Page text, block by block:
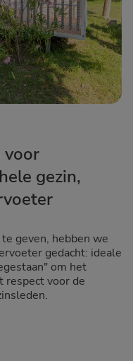
voor
gezin,
geven, hebben we
gedacht: ideale
om het
respect voor de